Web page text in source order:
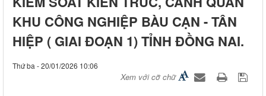
KHU CÔNG NGHIỆP BÀU CẠN - TÂN
HIỆP ( GIAI ĐOẠN 1) TỈNH ĐỒNG NAI.
Thứ ba - 20/01/2026 10:06
Xem với cỡ chữ